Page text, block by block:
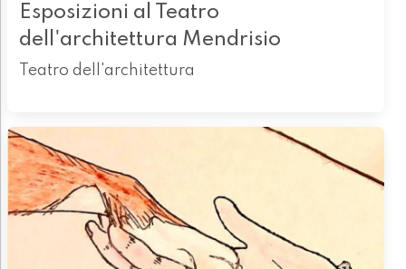
Esposizioni al Teatro
dell'architettura Mendrisio
Teatro dell'architettura